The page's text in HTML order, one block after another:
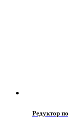
Редуктор